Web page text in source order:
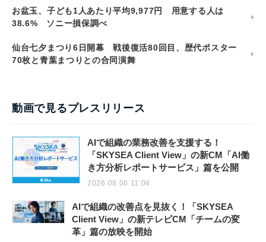
お盆玉、子ども1人あたり平均9,977円 用意する人は
38.6% ソニー損保調べ
仙台七夕まつり6日開幕 戦後復活80回目、歴代ポスター
70枚と青葉まつりとの合同演舞
動画で見るプレスリリース
AIで組織の業務改善を支援する！
「SKYSEA Client View」の新CM「AI働
き方分析レポートサービス」篇を公開
2026.08.06 11:04
AIで組織の改善点を見抜く！「SKYSEA
Client View」の新テレビCM「チームの変
革」篇の放映を開始